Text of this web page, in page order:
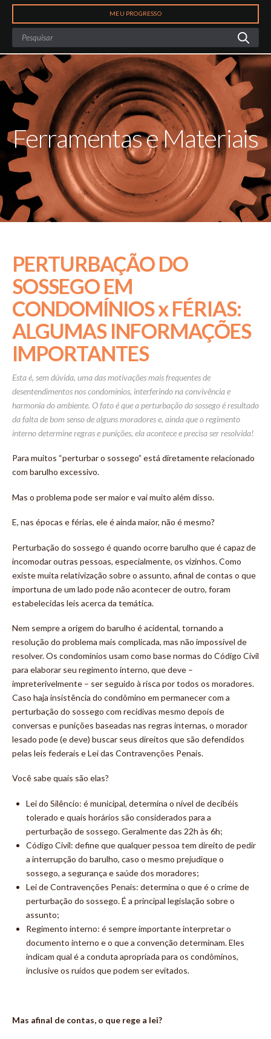
MEU PROGRESSO
Search
Ferramentas e Materiais
PERTURBAÇÃO DO
SOSSEGO EM
CONDOMÍNIOS x FÉRIAS:
ALGUMAS INFORMAÇÕES
IMPORTANTES
Esta é, sem dúvida, uma das motivações mais frequentes de
desentendimentos nos condomínios, interferindo na convivência e
harmonia do ambiente. O fato é que a perturbação do sossego é resultado
da falta de bom senso de alguns moradores e, ainda que o regimento
interno determine regras e punições, ela acontece e precisa ser resolvida!
Para muitos “perturbar o sossego” está diretamente relacionado
com barulho excessivo.
Mas o problema pode ser maior e vai muito além disso.
E, nas épocas e férias, ele é ainda maior, não é mesmo?
Perturbação do sossego é quando ocorre barulho que é capaz de
incomodar outras pessoas, especialmente, os vizinhos. Como
existe muita relativização sobre o assunto, afinal de contas o que
importuna de um lado pode não acontecer de outro, foram
estabelecidas leis acerca da temática.
Nem sempre a origem do barulho é acidental, tornando a
resolução do problema mais complicada, mas não impossível de
resolver. Os condomínios usam como base normas do Código Civil
para elaborar seu regimento interno, que deve –
impreterivelmente – ser seguido à risca por todos os moradores.
Caso haja insistência do condômino em permanecer com a
perturbação do sossego com recidivas mesmo depois de
conversas e punições baseadas nas regras internas, o morador
lesado pode (e deve) buscar seus direitos que são defendidos
pelas leis federais e Lei das Contravenções Penais.
Você sabe quais são elas?
Lei do Silêncio: é municipal, determina o nível de decibéis
tolerado e quais horários são considerados para a
perturbação de sossego. Geralmente das 22h às 6h;
Código Civil: define que qualquer pessoa tem direito de pedir
a interrupção do barulho, caso o mesmo prejudique o
sossego, a segurança e saúde dos moradores;
Lei de Contravenções Penais: determina o que é o crime de
perturbação do sossego. É a principal legislação sobre o
assunto;
Regimento interno: é sempre importante interpretar o
documento interno e o que a convenção determinam. Eles
indicam qual é a conduta apropriada para os condôminos,
inclusive os ruídos que podem ser evitados.
Mas afinal de contas, o que rege a lei?